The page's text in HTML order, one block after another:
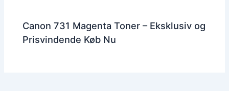
Canon 731 Magenta Toner – Eksklusiv og
Prisvindende Køb Nu